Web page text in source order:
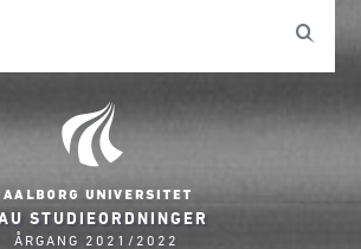
STUDIEORDNINGER
ÅRGANG 2021/2022